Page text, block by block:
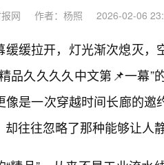
网 作者：杨照 2026-02-06
缓缓拉开，灯光渐次熄灭
品久久久久中文第📌一幕
像是一次穿越时间长廊的
却往往忽略了那种能够让人